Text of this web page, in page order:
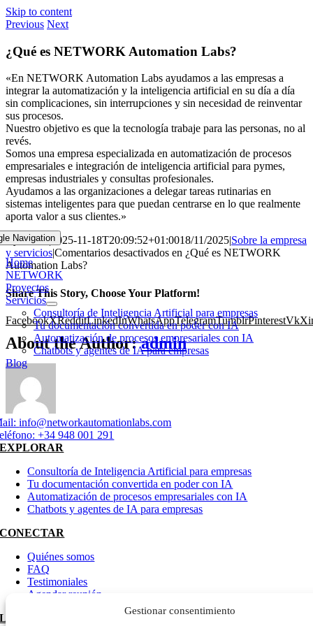
Gestionar consentimiento
Skip to content
Navigation
Home
NETWORK
Proyectos
Servicios
Consultoría de Inteligencia Artificial para empresas
Tu documentación convertida en poder con IA
Automatización de procesos empresariales con IA
Chatbots y agentes de IA para empresas
Blog
Previous Next
¿Qué es NETWORK Automation Labs?
«En NETWORK Automation Labs ayudamos a las empresas a
integrar la automatización y la inteligencia artificial en su día a día
sin complicaciones, sin interrupciones y sin necesidad de reinventar
sus procesos.
Nuestro objetivo es que la tecnología trabaje para las personas, no al
revés.
Somos una empresa especializada en automatización de procesos
empresariales e integración de inteligencia artificial para pymes,
empresas industriales y consultas profesionales.
Ayudamos a las organizaciones a delegar tareas rutinarias en
sistemas inteligentes para que puedan centrarse en lo que realmente
aporta valor a sus clientes.»
Byadmin|2025-11-18T20:09:52+01:0018/11/2025|Sobre la empresa
y servicios|Comentarios desactivados en ¿Qué es NETWORK
Automation Labs?
Share This Story, Choose Your Platform!
FacebookXRedditLinkedInWhatsAppTelegramTumblrPinterestVk
About the Author:admin
info@networkautomationlabs.com
+34 948 001 291
EXPLORAR
Consultoría de Inteligencia Artificial para empresas
Tu documentación convertida en poder con IA
Automatización de procesos empresariales con IA
Chatbots y agentes de IA para empresas
CONECTAR
Quiénes somos
FAQ
Testimoniales
Agendar reunión
LEGAL